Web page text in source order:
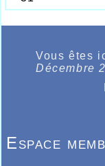
Vous êtes
Décembre
Espace